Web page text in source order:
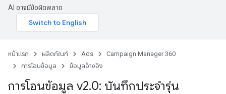
AI อาจมีข้อผิดพลาด
หน้าแรก ผลิตภัณฑ์ Ads
Campaign Manager 360
การโอนข้อมูล
ข้อมูลอ้างอิง
การโอนข้อมูล v2.0: บันทึกประจำรุ่น